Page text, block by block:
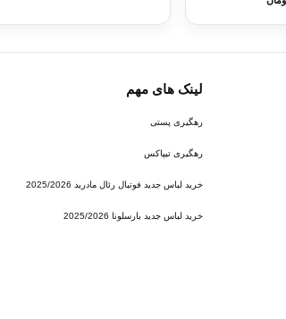
لینک های مهم
رهگیری پستی
رهگیری تیپاکس
خرید لباس جدید فوتبال رئال مادرید 2025/2026
خرید لباس جدید بارسلونا 2025/2026